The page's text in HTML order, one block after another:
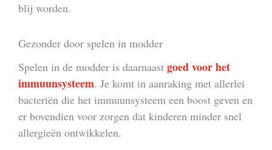
blij worden.
Gezonder door spelen in modder
Spelen in de modder is daarnaast goed voor het
immuunsysteem. Je komt in aanraking met allerlei
bacteriën die het immuunsysteem een boost geven en
er bovendien voor zorgen dat kinderen minder snel
allergieën ontwikkelen.